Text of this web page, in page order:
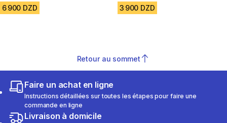
6 900 DZD 3 900 DZD
Retour au sommet
Faire un achat en ligne
Instructions détaillées sur toutes les étapes pour faire une
commande en ligne
Livraison à domicile